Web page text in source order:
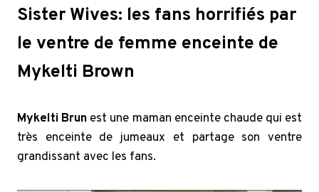
Sister Wives: les fans horrifiés par
le ventre de femme enceinte de
Mykelti Brown
Mykelti Brun est une maman enceinte chaude qui est
très enceinte de jumeaux et partage son ventre
grandissant avec les fans.